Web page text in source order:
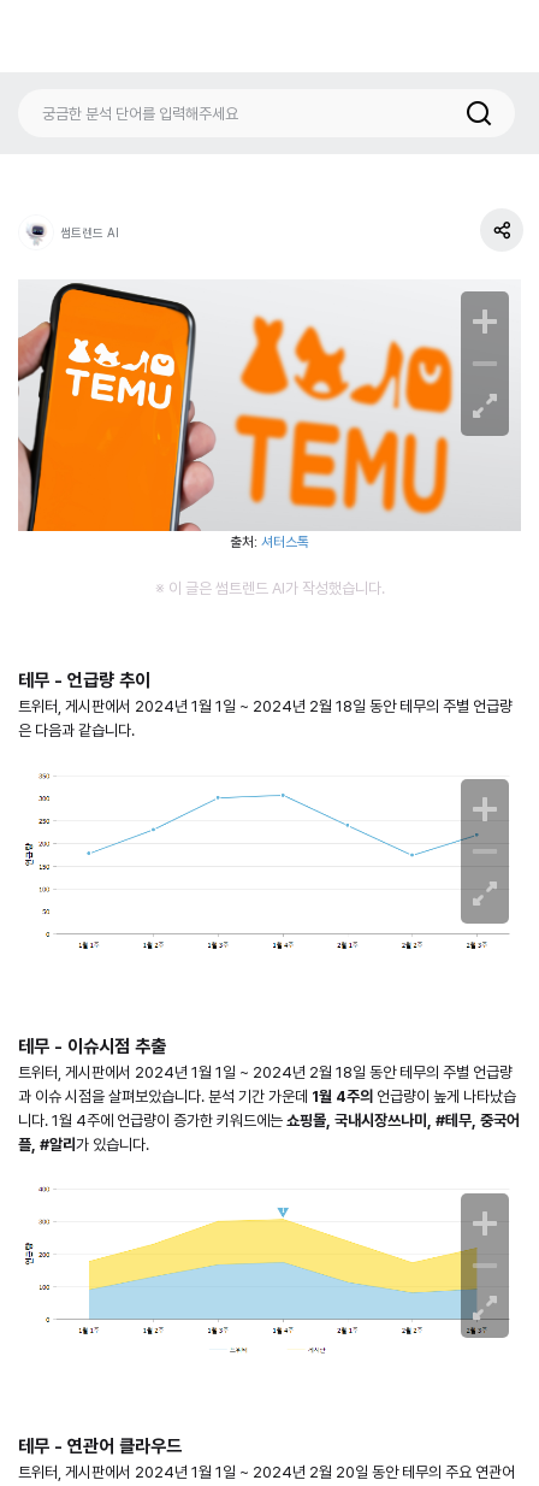
썸트렌드 AI
공
하
출처: 셔터스톡
※ 이 글은 썸트렌드 AI가 작성했습니다.
테무 - 언급량 추이
트위터, 게시판에서 2024년 1월 1일 ~ 2024년 2월 18일 동안 테무의 주별 언급량
은 다음과 같습니다.
테무 - 이슈시점 추출
트위터, 게시판에서 2024년 1월 1일 ~ 2024년 2월 18일 동안 테무의 주별 언급량
과 이슈 시점을 살펴보았습니다. 분석 기간 가운데 1월 4주의 언급량이 높게 나타났습
니다. 1월 4주에 언급량이 증가한 키워드에는 쇼핑몰, 국내시장쓰나미, #테무, 중국어
플, #알리 가 있습니다.
테무 - 연관어 클라우드
트위터, 게시판에서 2024년 1월 1일 ~ 2024년 2월 20일 동안 테무의 주요 연관어